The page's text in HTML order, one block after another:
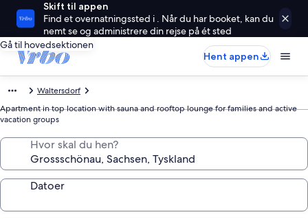
Skift til appen
Find et overnatningssted i . Når du har booket, kan du
nemt se og administrere din rejse på ét sted
Gå til hovedsektionen
Hent appen
Waltersdorf
Apartment in top location with sauna and rooftop lounge for families and active
vacation groups
Hvor skal du hen?
Datoer